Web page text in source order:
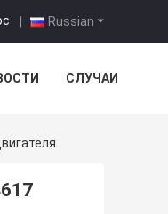
Russian
|
СЛУЧАИ